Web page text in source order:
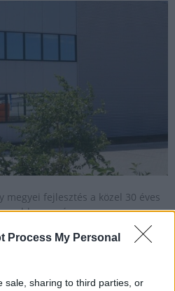
Process My Personal
sale, sharing to third parties, or
fejlesztés a közel 30 éves
eseménye.